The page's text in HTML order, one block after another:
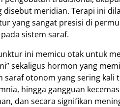
meridian. Terapi ini
yang sangat presisi di
sistem saraf.
ini memicu otak untuk
sekaligus hormon yang
saraf otonom yang sering
hingga gangguan
dan secara signifikan